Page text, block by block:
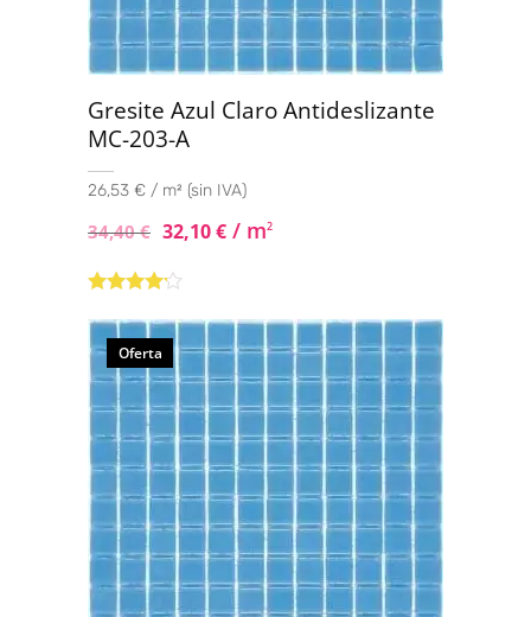
Gresite Azul Claro Antideslizante
MC-203-A
26,53 € / m² (sin IVA)
34,40€ 32,10€ / m2
con4.00
de 5Oferta